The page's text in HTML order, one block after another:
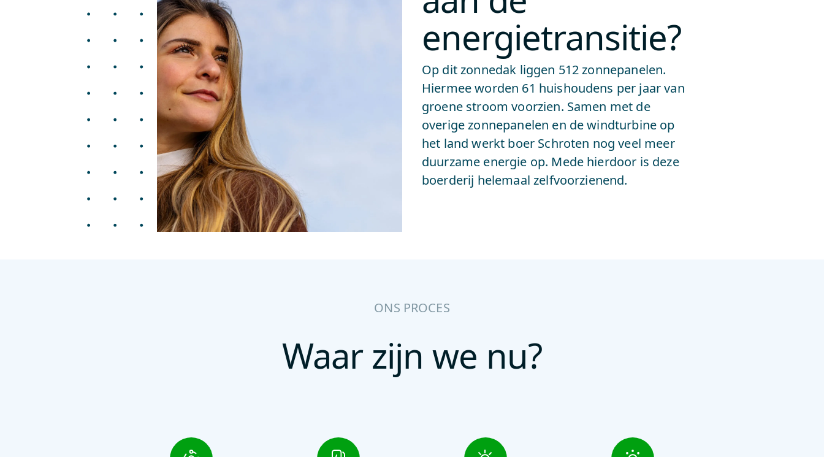
energietransitie?
Op dit zonnedak liggen 512 zonnepanelen.
Hiermee worden 61 huishoudens per jaar van
groene stroom voorzien. Samen met de
overige zonnepanelen en de windturbine op
het land werkt boer Schroten nog veel meer
duurzame energie op. Mede hierdoor is deze
boerderij helemaal zelfvoorzienend.
ONS PROCES
Waar zijn we nu?